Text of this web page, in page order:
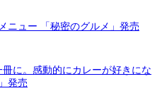
ニュー 「秘密のグルメ」発売
に。感動的にカレーが好きにな
発売